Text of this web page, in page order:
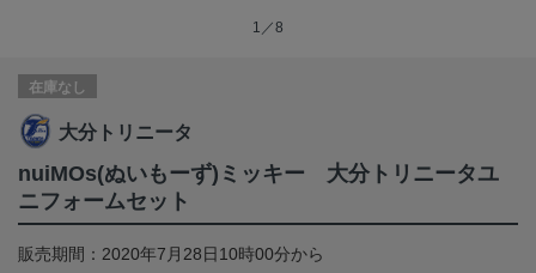
1／8
在庫なし
大分トリニータ
nuiMOs(ぬいもーず)ミッキー 大分トリニータユ
ニフォームセット
販売期間：2020年7月28日10時00分から